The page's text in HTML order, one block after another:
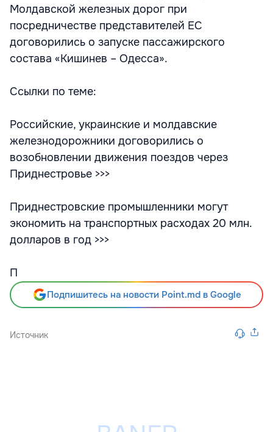
Молдавской железных дорог при
посредничестве представителей ЕС
договорились о запуске пассажирского
состава «Кишинев – Одесса».
Ссылки по теме:
Российские, украинские и молдавские
железнодорожники договорились о
возобновлении движения поездов через
Приднестровье >>>
Приднестровские промышленники могут
экономить на транспортных расходах 20 млн.
долларов в год >>>
П
Подпишитесь на новости Point.md в Google
Источник